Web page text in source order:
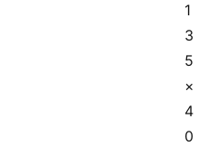
1
3
5
×
4
0